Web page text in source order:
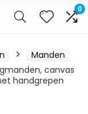
0
Manden
canvas
handgrepen